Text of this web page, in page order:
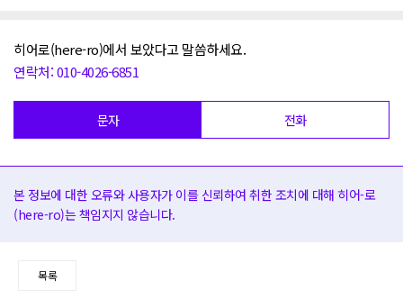
히어로(here-ro)에서 보았다고 말씀하세요.
연락처: 010-4026-6851
문자 전화
본 정보에 대한 오류와 사용자가 이를 신뢰하여 취한 조치에 대해 히어-로
(here-ro)는 책임지지 않습니다.
목록